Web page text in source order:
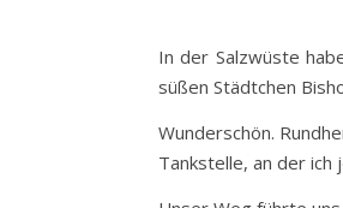
In der Salzwüste
süßen Städtchen
Wunderschön.
Tankstelle, an der ich